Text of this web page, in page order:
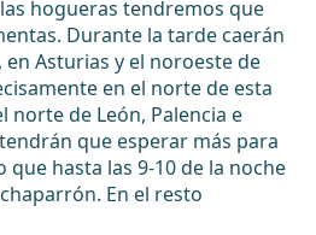
hogueras tendremos que
Durante la tarde caerán
Asturias y el noroeste de
en el norte de esta
norte de León, Palencia e
que esperar más para
hasta las 9-10 de la noche
En el resto